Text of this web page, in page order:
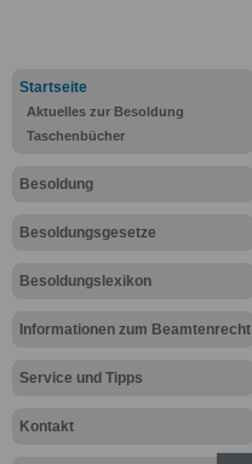
Startseite
Aktuelles zur Besoldung
Taschenbücher
Besoldung
Besoldungsgesetze
Besoldungslexikon
Informationen zum Beamtenrecht
Service und Tipps
Kontakt